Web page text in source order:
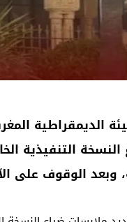
الديمقراطية
النسخة التنفيذية
وبعد الوقوف على